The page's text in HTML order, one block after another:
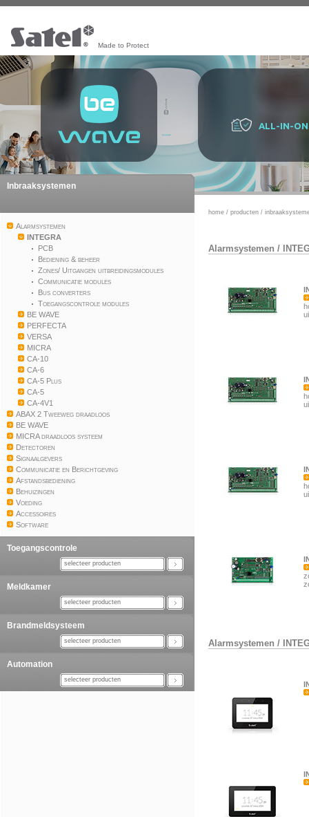
Made to Protect
ALL-IN-
Inbraaksystemen
Alarmsystemen
INTEGRA
PCB
Bediening & beheer
Zones/ Uitgangen uitbreidingsmodules
Communicatie modules
Bus converters
Toegangscontrole modules
BE WAVE
PERFECTA
VERSA
MICRA
CA-10
CA-6
CA-5 Plus
CA-5
CA-4V1
ABAX 2 Tweeweg draadloos
BE WAVE
MICRA draadloos systeem
Detectoren
Signaalgevers
Communicatie en Berichtgeving
Afstandsbediening
Behuizingen
Voeding
Accessoires
Software
Toegangscontrole
selecteer producten
Meldkamer
selecteer producten
Brandmeldsysteem
selecteer producten
Automation
selecteer producten
home / producten /
Alarmsystemen /
Alarmsystemen /